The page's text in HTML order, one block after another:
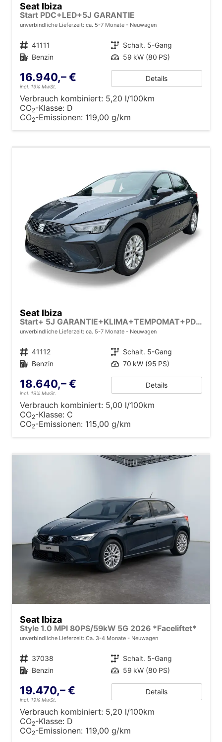
Seat Ibiza
Start PDC+LED+5J GARANTIE
unverbindliche Lieferzeit: ca. 5-7 Monate Neuwagen
Fahrzeugnr. 41111 Getriebe Schalt. 5-Gang
Kraftstoff Benzin Leistung 59 kW (80 PS)
16.940,– €
incl. 19% MwSt.
Details
Verbrauch kombiniert: 5,20 l/100km
CO2-Klasse: D
CO2-Emissionen: 119,00 g/km
Seat Ibiza
Start+ 5J GARANTIE+KLIMA+TEMPOMAT+PDC+LED+16" ALU
unverbindliche Lieferzeit: ca. 5-7 Monate Neuwagen
Fahrzeugnr. 41112 Getriebe Schalt. 5-Gang
Kraftstoff Benzin Leistung 70 kW (95 PS)
18.640,– €
incl. 19% MwSt.
Details
Verbrauch kombiniert: 5,00 l/100km
CO2-Klasse: C
CO2-Emissionen: 115,00 g/km
Seat Ibiza
Style 1.0 MPI 80PS/59kW 5G 2026 *Faceliftet*
unverbindliche Lieferzeit: Ca. 3-4 Monate Neuwagen
Fahrzeugnr. 37038 Getriebe Schalt. 5-Gang
Kraftstoff Benzin Leistung 59 kW (80 PS)
19.470,– €
incl. 19% MwSt.
Details
Verbrauch kombiniert: 5,20 l/100km
CO2-Klasse: D
CO2-Emissionen: 119,00 g/km